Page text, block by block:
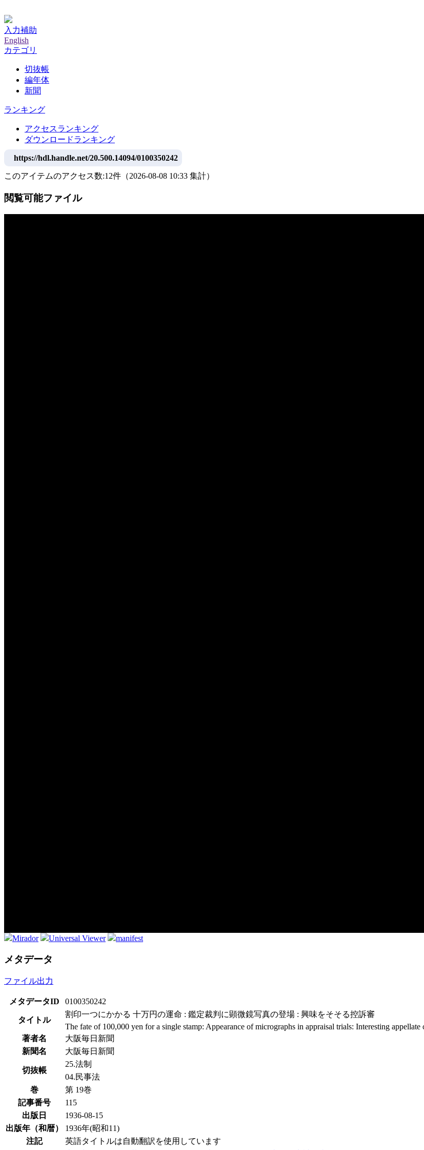
入力補助
English
カテゴリ
切抜帳
編年体
新聞
ランキング
アクセスランキング
ダウンロードランキング
https://hdl.handle.net/20.500.14094/0100350242
このアイテムのアクセス数:12件 （2026-08-08 10:33 集計）
閲覧可能ファイル
Mirador Universal Viewer manifest
メタデータ
ファイル出力
メタデータID 0100350242
タイトル
割印一つにかかる 十万円の運命 : 鑑定裁判に顕微鏡写真の登場 : 興味をそそる控訴審
The fate of 100,000 yen for a single stamp: Appearance of micrographs in appraisal trials: Interesting appellate
著者名
大阪毎日新聞
新聞名
大阪毎日新聞
切抜帳
25.法制
04.民事法
巻
第 19巻
記事番号
115
出版日
1936-08-15
出版年（和暦）
1936年(昭和11)
注記
英語タイトルは自動翻訳を使用しています